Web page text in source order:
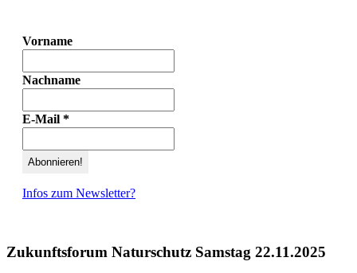
Vorname
Nachname
E-Mail *
Infos zum Newsletter?
Zukunftsforum Naturschutz Samstag 22.11.2025